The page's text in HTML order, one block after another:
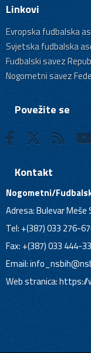
Linkovi
Evropska fudbalska
Svjetska fudbalska
Fudbalski savez
Nogometni savez
Povežite se
Kontakt
Nogometni/
Adresa: Bulevar Meše
Tel: +(387) 033 276-
Fax: +(387) 033 444-
Email:
Web stranica: